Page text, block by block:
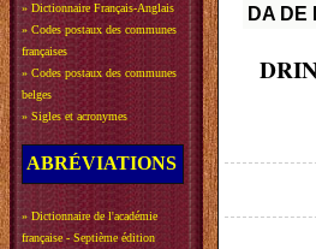
» Dictionnaire Français-Anglais
» Codes postaux des communes
françaises
» Codes postaux des communes
belges
» Sigles et acronymes
ABRÉVIATIONS
» Dictionnaire de l'académie
française - Septième édition
DA DE